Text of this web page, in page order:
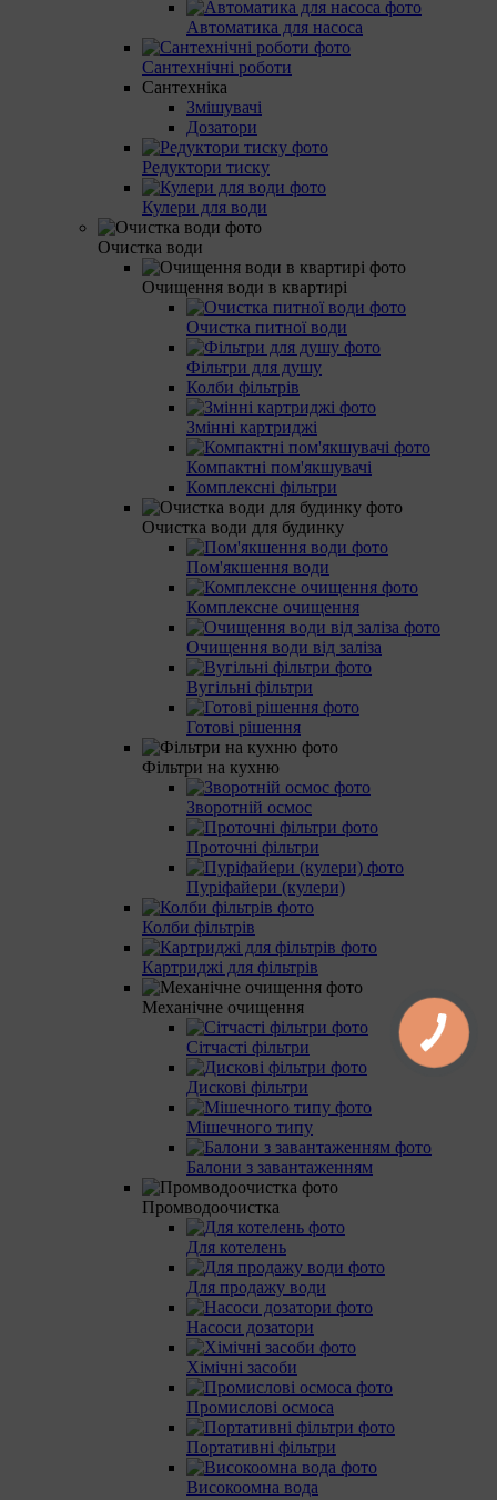
Автоматика для насоса
Сантехнічні роботи
Сантехніка
Змішувачі
Дозатори
Редуктори тиску
Кулери для води
Очистка води
Очищення води в квартирі
Очистка питної води
Фільтри для душу
Колби фільтрів
Змінні картриджі
Компактні пом'якшувачі
Комплексні фільтри
Очистка води для будинку
Пом'якшення води
Комплексне очищення
Очищення води від заліза
Вугільні фільтри
Готові рішення
Фільтри на кухню
Зворотній осмос
Проточні фільтри
Пуріфайери (кулери)
Колби фільтрів
Картриджі для фільтрів
Механічне очищення
Сітчасті фільтри
Дискові фільтри
Мішечного типу
Балони з завантаженням
Промводоочистка
Для котелень
Для продажу води
Насоси дозатори
Хімічні засоби
Промислові осмоса
Портативні фільтри
Високоомна вода